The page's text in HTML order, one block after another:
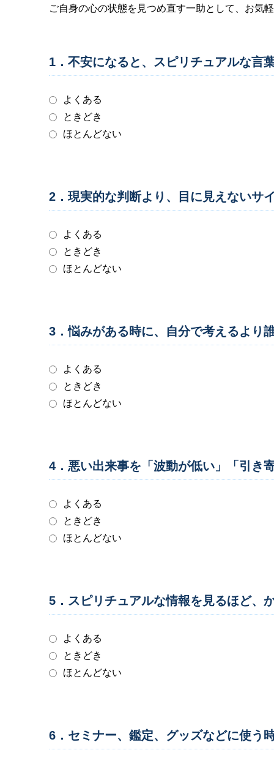
ご自身の心の状態を見つめ直す一助として、お気
1．不安になると、スピリチュアルな言
よくある
ときどき
ほとんどない
2．現実的な判断より、目に見えないサ
よくある
ときどき
ほとんどない
3．悩みがある時に、自分で考えるより
よくある
ときどき
ほとんどない
4．悪い出来事を「波動が低い」「引き
よくある
ときどき
ほとんどない
5．スピリチュアルな情報を見るほど、
よくある
ときどき
ほとんどない
6．セミナー、鑑定、グッズなどに使う